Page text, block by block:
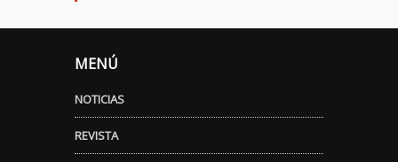
MENÚ
NOTICIAS
REVISTA